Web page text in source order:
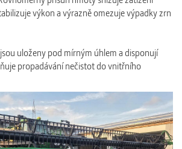
výkon a výrazně omezuje výpadky zrn
jsou uloženy pod mírným úhlem a disponují
propadávání nečistot do vnitřního